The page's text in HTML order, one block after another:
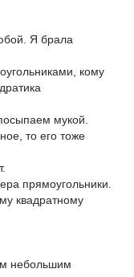
Я брала
кому
мукой.
то его тоже
прямоугольники.
квадратному
небольшим